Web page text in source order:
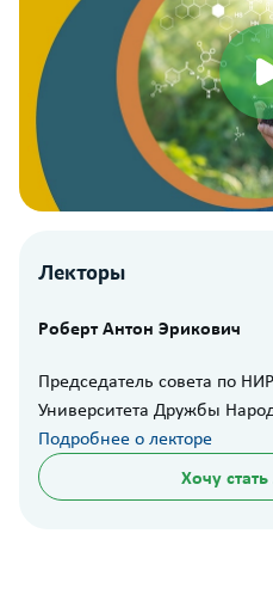
Лекторы
Роберт Антон Эрикович
Председатель совета по
Университета Дружбы
Подробнее о лекторе
Хочу